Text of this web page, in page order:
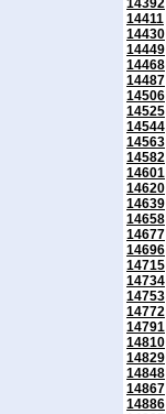
14392
14411
14430
14449
14468
14487
14506
14525
14544
14563
14582
14601
14620
14639
14658
14677
14696
14715
14734
14753
14772
14791
14810
14829
14848
14867
14886